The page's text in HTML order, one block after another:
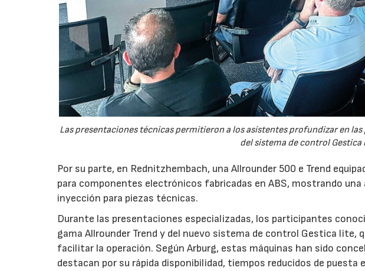
Las presentaciones técnicas permitieron a los asistentes profundizar en
del sistema de control Gestica
Por su parte, en Rednitzhembach, una Allrounder 500 e Trend
para componentes electrónicos fabricadas en ABS, mostrando
inyección para piezas técnicas.
Durante las presentaciones especializadas, los participantes
gama Allrounder Trend y del nuevo sistema de control Gestica
facilitar la operación. Según Arburg, estas máquinas han sido
destacan por su rápida disponibilidad, tiempos reducidos de puesta